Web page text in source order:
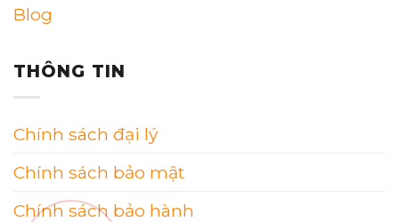
Blog
THÔNG TIN
Chính sách đại lý
Chính sách bảo mật
Chính sách bảo hành